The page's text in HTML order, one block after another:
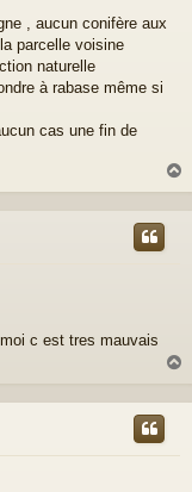
, aucun conifère aux
parcelle voisine
naturelle
à rabase même si
cas une fin de
a
c est tres mauvais
u